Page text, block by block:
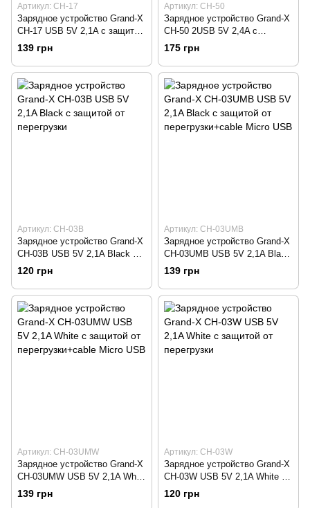
Артикул: CH-17
Зарядное устройство Grand-X
CH-17 USB 5V 2,1A с защитой
от перегрузки
139 грн
Артикул: CH-50
Зарядное устройство Grand-X
CH-50 2USB 5V 2,4A с
защитой от перегрузки
175 грн
Артикул: CH-03B
Зарядное устройство Grand-X
CH-03B USB 5V 2,1A Black с
защитой от перегрузки
120 грн
Артикул: CH-03UMB
Зарядное устройство Grand-X
CH-03UMB USB 5V 2,1A Black
с защитой от
перегрузки+cable Micro USB
139 грн
Артикул: CH-03UMW
Зарядное устройство Grand-X
CH-03UMW USB 5V 2,1A White
с защитой от
перегрузки+cable Micro USB
139 грн
Артикул: CH-03W
Зарядное устройство Grand-X
CH-03W USB 5V 2,1A White с
защитой от перегрузки
120 грн